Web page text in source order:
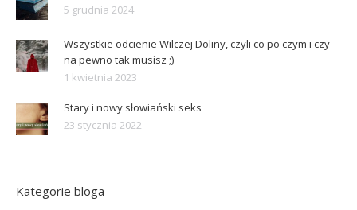
5 grudnia 2024
Wszystkie odcienie Wilczej Doliny, czyli co po czym i czy
na pewno tak musisz ;)
1 kwietnia 2023
Stary i nowy słowiański seks
23 stycznia 2022
Kategorie bloga